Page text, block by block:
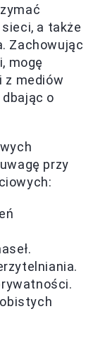
a także
Zachowując
mogę
z mediów
o
przy